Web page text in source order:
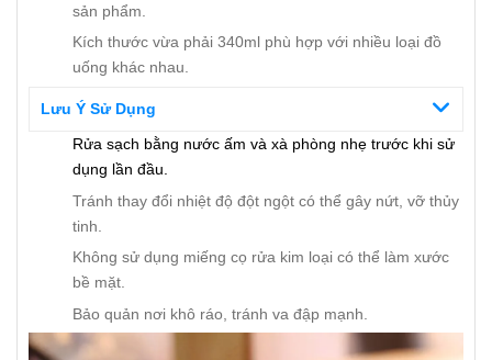
sản phẩm.
Kích thước vừa phải 340ml phù hợp với nhiều loại đồ
uống khác nhau.
Lưu Ý Sử Dụng
Rửa sạch bằng nước ấm và xà phòng nhẹ trước khi sử
dụng lần đầu.
Tránh thay đổi nhiệt độ đột ngột có thể gây nứt, vỡ thủy
tinh.
Không sử dụng miếng cọ rửa kim loại có thể làm xước
bề mặt.
Bảo quản nơi khô ráo, tránh va đập mạnh.